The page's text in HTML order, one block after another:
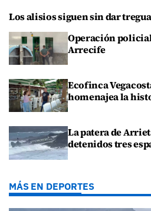
Los alisios siguen sin dar
Operación
Arrecife
Ecofinca
homenajea la
La patera de
detenidos tres
MÁS EN DEPORTES